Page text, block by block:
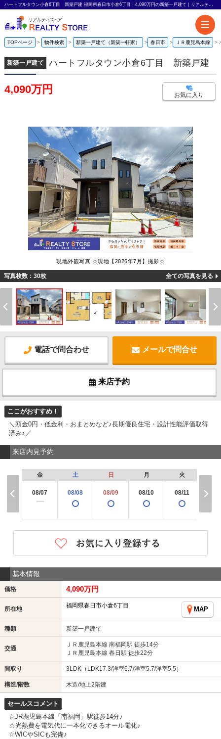
ハートフルタウン小倉6丁目 新築戸建 福岡県春日市小倉6丁目｜4,090万円の新築一戸建て｜リアルティストア
TOPページ 物件検索 新築一戸建て（新築一軒家） 春日市 ＪＲ鹿児島本線
新築一戸建て ハートフルタウン小倉6丁目 新築戸建
4,090万円 お気に入り
現地外観写真 ☆現地【2026年7月】撮影☆
写真枚数：30枚 全ての写真を見る
電話で問合わせ メールで問合せ
来店予約
ここがおすすめ！
＼頭金0円・低金利・おまとめなど♪長期優良住宅・設計性能評価取得
済み♪／
来店内見予約
金
08/07
ー
土
08/08
日
08/09
月
08/10
火
08/11
基本情報
価格 4,090万円
所在地 福岡県春日市小倉6丁目
MAP
種類 新築一戸建て
交通
ＪＲ鹿児島本線 南福岡駅 徒歩14分
ＪＲ鹿児島本線 春日駅 徒歩22分
間取り 3LDK（LDK17.3/洋室6.7/洋室5.7/洋室5.5）
構造/階数 木造/地上2階建
セールスコメント
☆JR鹿児島本線「南福岡」駅徒歩14分♪
☆光熱費を電気代に一本化できるオール電化♪
☆WICやSICも完備♪